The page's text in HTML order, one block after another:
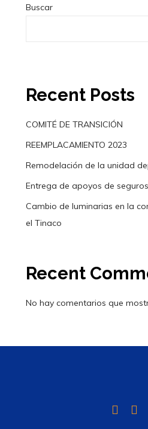
Buscar
Recent Posts
COMITÉ DE TRANSICIÓN
REEMPLACAMIENTO 2023
Remodelación de la unidad
Entrega de apoyos de
Cambio de luminarias en la
el Tinaco
Recent
No hay comentarios que